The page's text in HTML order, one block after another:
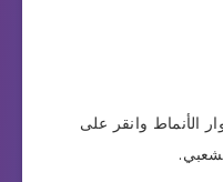
الأنماط وانقر على